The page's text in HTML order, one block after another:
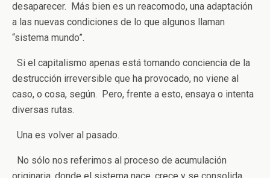
desaparecer. Más bien es un reacomodo, una adaptación
a las nuevas condiciones de lo que algunos llaman
“sistema mundo”.
Si el capitalismo apenas está tomando conciencia de la
destrucción irreversible que ha provocado, no viene al
caso, o cosa, según. Pero, frente a esto, ensaya o intenta
diversas rutas.
Una es volver al pasado.
No sólo nos referimos al proceso de acumulación